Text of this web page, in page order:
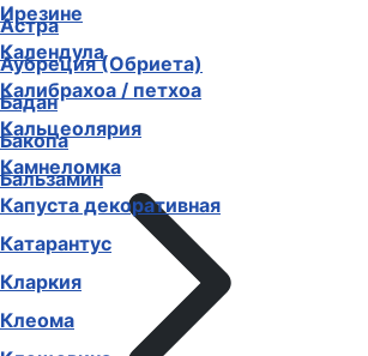
Астра
Аубреция (Обриета)
Бадан
Бакопа
Бальзамин
Ирезине
Календула
Калибрахоа / петхоа
Кальцеолярия
Камнеломка
Капуста декоративная
Катарантус
Кларкия
Клеома